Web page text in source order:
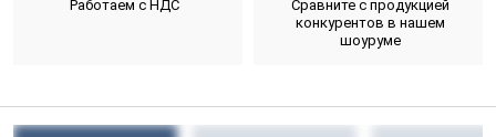
Работаем с НДС
Сравните с продукцией
конкурентов в нашем
шоуруме